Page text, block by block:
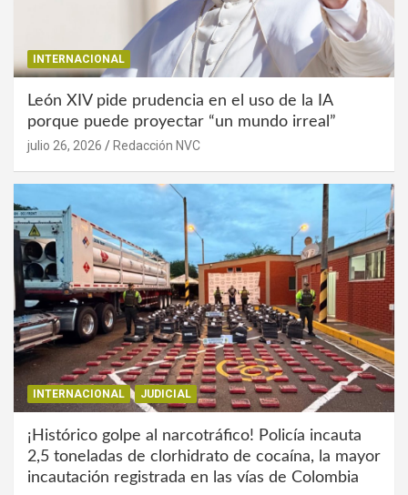
INTERNACIONAL
León XIV pide prudencia en el uso de la IA
porque puede proyectar “un mundo irreal”
julio 26, 2026 Redacción NVC
INTERNACIONAL JUDICIAL
¡Histórico golpe al narcotráfico! Policía incauta
2,5 toneladas de clorhidrato de cocaína, la mayor
incautación registrada en las vías de Colombia